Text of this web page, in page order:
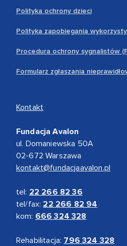
Polityka ochrony dzieci
Polityka zapobiegania
Procedura ochrony sygnalistów
Formularz zgłaszania
Kontakt
Fundacja Avalon
ul. Domaniewska 50A
02-672 Warszawa
kontakt@fundacjaavalon.pl
tel: 22 266 82 36
tel/fax: 22 266 82 94
kom: 666 324 328
Rehabilitacja: 796 324 328